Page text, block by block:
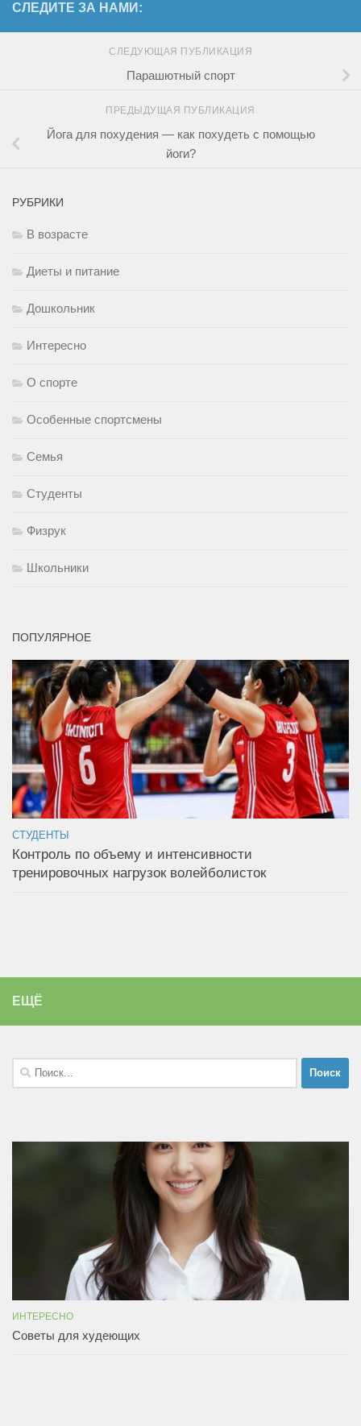
СЛЕДИТЕ ЗА НАМИ:
СЛЕДУЮЩАЯ ПУБЛИКАЦИЯ
Парашютный спорт
ПРЕДЫДУЩАЯ ПУБЛИКАЦИЯ
Йога для похудения — как похудеть с помощью
йоги?
РУБРИКИ
В возрасте
Диеты и питание
Дошкольник
Интересно
О спорте
Особенные спортсмены
Семья
Студенты
Физрук
Школьники
ПОПУЛЯРНОЕ
СТУДЕНТЫ
Контроль по объему и интенсивности
тренировочных нагрузок волейболисток
ЕЩЁ
Найти:
ИНТЕРЕСНО
Советы для худеющих